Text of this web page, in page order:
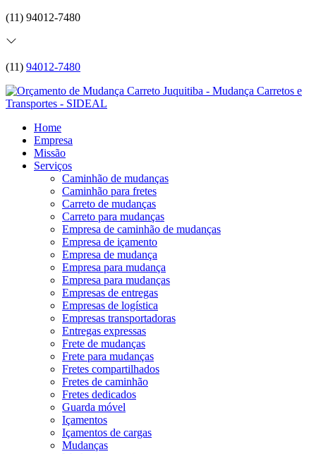
(11) 94012-7480
(11) 94012-7480
Home
Empresa
Missão
Serviços
Caminhão de mudanças
Caminhão para fretes
Carreto de mudanças
Carreto para mudanças
Empresa de caminhão de mudanças
Empresa de içamento
Empresa de mudança
Empresa para mudança
Empresa para mudanças
Empresas de entregas
Empresas de logística
Empresas transportadoras
Entregas expressas
Frete de mudanças
Frete para mudanças
Fretes compartilhados
Fretes de caminhão
Fretes dedicados
Guarda móvel
Içamentos
Içamentos de cargas
Mudanças